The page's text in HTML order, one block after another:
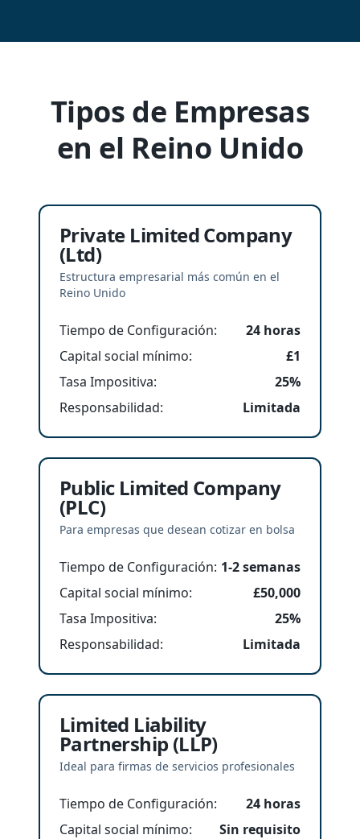
Tipos de Empresas
en el Reino Unido
Private Limited Company
(Ltd)
Estructura empresarial más común en el
Reino Unido
Tiempo de Configuración:
24 horas
Capital social mínimo:
£1
Tasa Impositiva:
25%
Responsabilidad: Limitada
Public Limited Company
(PLC)
Para empresas que desean cotizar en bolsa
Tiempo de Configuración: 1-2 semanas
Capital social mínimo:
£50,000
Tasa Impositiva:
25%
Responsabilidad: Limitada
Limited Liability
Partnership (LLP)
Ideal para firmas de servicios profesionales
Tiempo de Configuración:
24 horas
Capital social mínimo:
Sin requisito